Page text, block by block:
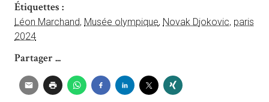
Étiquettes :
Léon Marchand, Musée olympique, Novak Djokovic, paris
2024
Partager ...